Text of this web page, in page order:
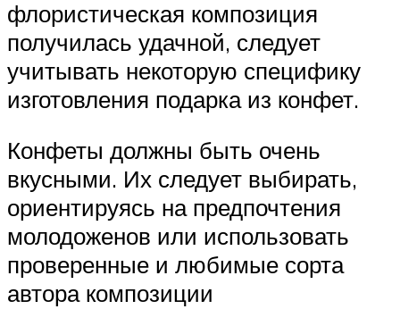
флористическая композиция
получилась удачной, следует
учитывать некоторую специфику
изготовления подарка из конфет.
Конфеты должны быть очень
вкусными. Их следует выбирать,
ориентируясь на предпочтения
молодоженов или использовать
проверенные и любимые сорта
автора композиции